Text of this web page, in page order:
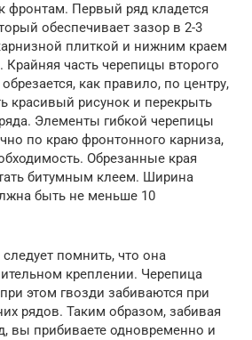
фронтам. Первый ряд кладется
обеспечивает зазор в 2-3
плиткой и нижним краем
часть черепицы второго
как правило, по центру,
красивый рисунок и перекрыть
Элементы гибкой черепицы
по краю фронтонного карниза,
Обрезанные края
битумным клеем. Ширина
быть не меньше 10
помнить, что она
креплении. Черепица
этом гвозди забиваются при
рядов. Таким образом, забивая
вы прибиваете одновременно и